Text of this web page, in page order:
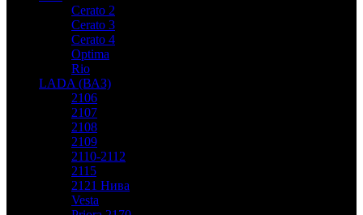
Cerato 2
Cerato 3
Cerato 4
Optima
Rio
LADA (ВАЗ)
2106
2107
2108
2109
2110-2112
2115
2121 Нива
Vesta